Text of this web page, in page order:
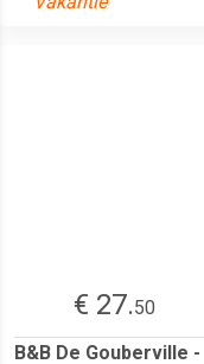
€ 27.50
B&B De Gouberville -